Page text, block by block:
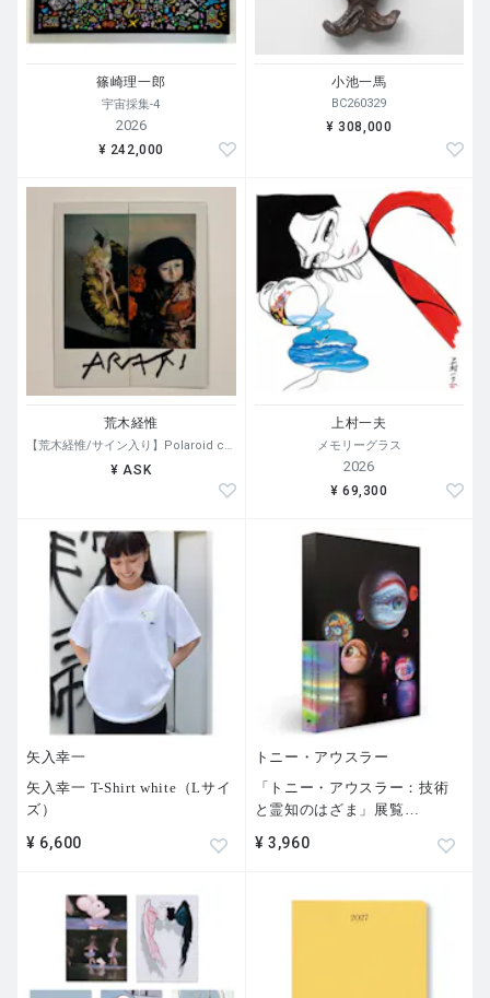
篠崎理一郎
宇宙採集-4
2026
¥ 242,000
小池一馬
BC260329
¥ 308,000
荒木経惟
【荒木経惟/サイン入り】Polaroid collage
¥ ASK
上村一夫
メモリーグラス
2026
¥ 69,300
矢入幸一
矢入幸一 T-Shirt white（Lサイ
ズ）
¥ 6,600
トニー・アウスラー
「トニー・アウスラー：技術
と霊知のはざま」展覧
¥ 3,960